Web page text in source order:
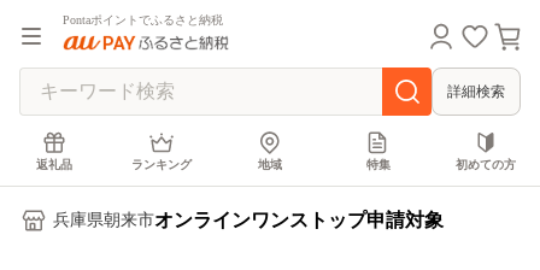
Pontaポイントでふるさと納税
詳細検索
返礼品 ランキング 地域 特集 初めての方
兵庫県朝来市オンラインワンストップ申請対象